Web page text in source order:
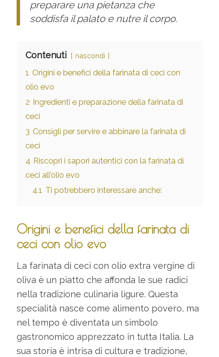
preparare una pietanza che
soddisfa il palato e nutre il corpo.
Contenuti nascondi
1 Origini e benefici della farinata di ceci con
olio evo
2 Ingredienti e preparazione della farinata di
ceci
3 Consigli per servire e abbinare la farinata di
ceci
4 Riscopri i sapori autentici con la farinata di
ceci all’olio evo
4.1 Ti potrebbero interessare anche:
Origini e benefici della farinata di
ceci con olio evo
La farinata di ceci con olio extra vergine di
oliva è un piatto che affonda le sue radici
nella tradizione culinaria ligure. Questa
specialità nasce come alimento povero, ma
nel tempo è diventata un simbolo
gastronomico apprezzato in tutta Italia. La
sua storia è intrisa di cultura e tradizione,